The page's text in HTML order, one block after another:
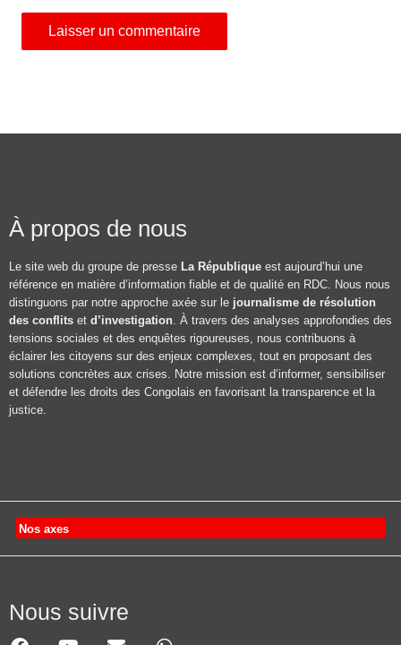
À propos de nous
Le site web du groupe de presse La République est aujourd’hui une
référence en matière d’information fiable et de qualité en RDC. Nous nous
distinguons par notre approche axée sur le journalisme de résolution
des conflits et d’investigation. À travers des analyses approfondies des
tensions sociales et des enquêtes rigoureuses, nous contribuons à
éclairer les citoyens sur des enjeux complexes, tout en proposant des
solutions concrètes aux crises. Notre mission est d’informer, sensibiliser
et défendre les droits des Congolais en favorisant la transparence et la
justice.
Nos axes
Nous suivre